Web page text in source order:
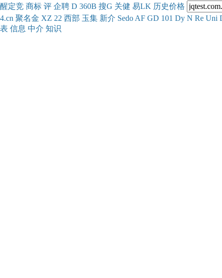
醒定竞 商标 评 企聘 D 360B 搜G 关健 易LK 历史价格
4.cn 聚名金 XZ 22 西部 玉集 新介 Sedo AF GD 101 Dy N Re Uni
表 信息 中介 知识